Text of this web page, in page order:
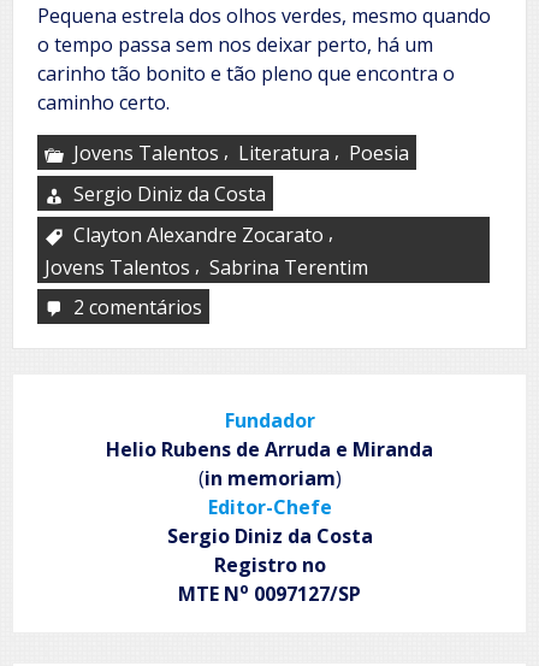
Pequena estrela dos olhos verdes, mesmo quando
o tempo passa sem nos deixar perto, há um
carinho tão bonito e tão pleno que encontra o
caminho certo.
Jovens Talentos , Literatura , Poesia
Sergio Diniz da Costa
Clayton Alexandre Zocarato ,
Jovens Talentos , Sabrina Terentim
2 comentários
doce
Fundador
Helio Rubens de Arruda e Miranda
(in memoriam)
Editor-Chefe
Sergio Diniz da Costa
Registro no
MTE No 0097127/SP